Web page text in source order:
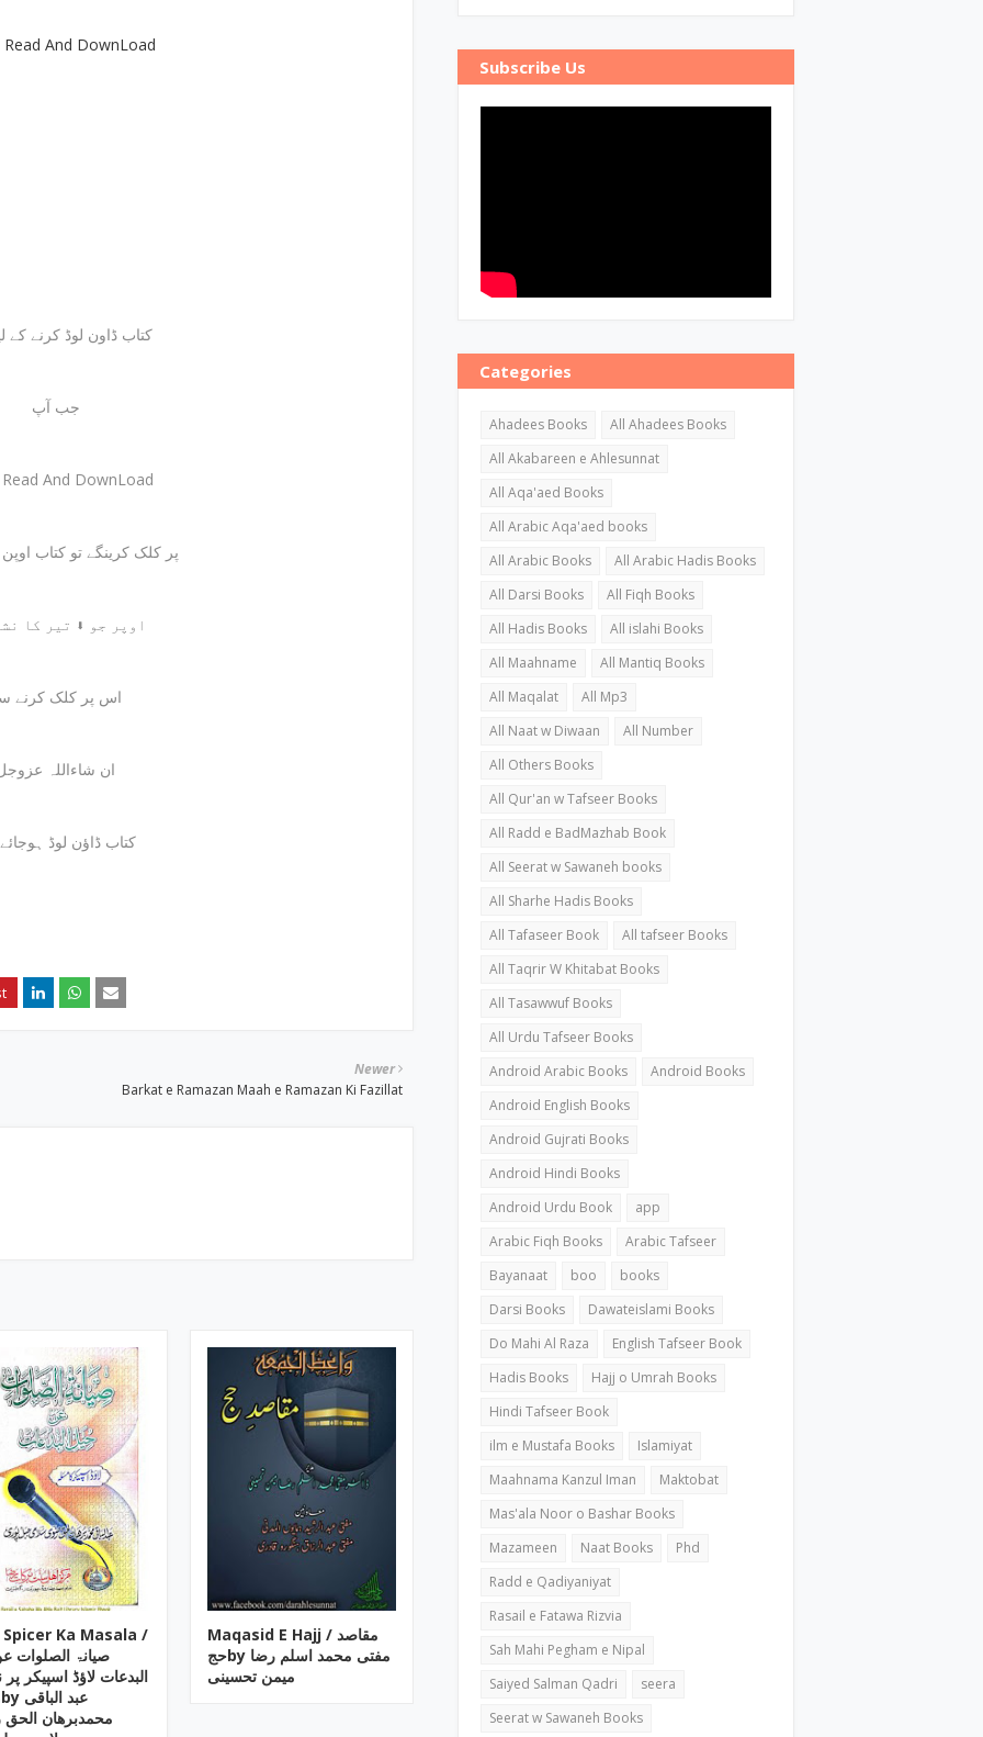
Read And DownLoad
🔍کتاب ڈاون لوڈ کرنے کے
جب آپ
And DownLoad
اس پر کلک کرنے
ان شاءاللہ
کتاب ڈاؤن لوڈ
Newer
Barkat e Ramazan Maah e Ramazan Ki Fazillat
Spicer Ka Masala /
صیانۃ الصلوات
البدعات لاؤڈ اسپیکر پر
محمدبرھان
Maqasid E Hajj / مقاصد
حجby مفتی محمد اسلم رضا
میمن تحسینی
Subscribe Us
Categories
Ahadees Books
All Ahadees Books
All Akabareen e Ahlesunnat
All Aqa'aed Books
All Arabic Aqa'aed books
All Arabic Books
All Arabic Hadis Books
All Darsi Books
All Fiqh Books
All Hadis Books
All islahi Books
All Maahname
All Mantiq Books
All Maqalat
All Mp3
All Naat w Diwaan
All Number
All Others Books
All Qur'an w Tafseer Books
All Radd e BadMazhab Book
All Seerat w Sawaneh books
All Sharhe Hadis Books
All Tafaseer Book
All tafseer Books
All Taqrir W Khitabat Books
All Tasawwuf Books
All Urdu Tafseer Books
Android Arabic Books
Android Books
Android English Books
Android Gujrati Books
Android Hindi Books
Android Urdu Book
app
Arabic Fiqh Books
Arabic Tafseer
Bayanaat
boo
books
Darsi Books
Dawateislami Books
Do Mahi Al Raza
English Tafseer Book
Hadis Books
Hajj o Umrah Books
Hindi Tafseer Book
ilm e Mustafa Books
Islamiyat
Maahnama Kanzul Iman
Maktobat
Mas'ala Noor o Bashar Books
Mazameen
Naat Books
Phd
Radd e Qadiyaniyat
Rasail e Fatawa Rizvia
Sah Mahi Pegham e Nipal
Saiyed Salman Qadri
seera
Seerat w Sawaneh Books